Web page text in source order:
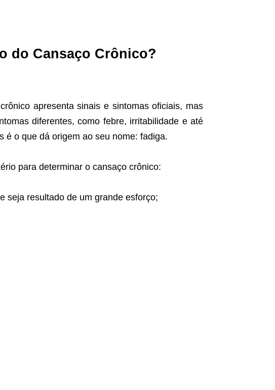
do Cansaço Crônico?
apresenta sinais e sintomas oficiais, mas
diferentes, como febre, irritabilidade e até
é o que dá origem ao seu nome: fadiga.
para determinar o cansaço crônico:
seja resultado de um grande esforço;